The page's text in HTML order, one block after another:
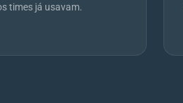
times já usavam.